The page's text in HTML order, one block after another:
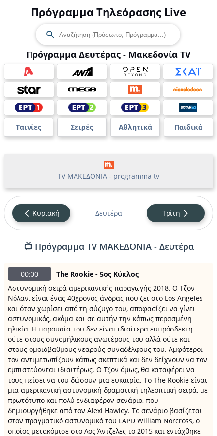
Πρόγραμμα Τηλεόρασης Live
Πρόγραμμα Δευτέρας - Μακεδονία TV
Ταινίες Σειρές Αθλητικά Παιδικά
TV ΜΑΚΕΔΟΝΙΑ - programma tv
Κυριακή Δευτέρα Τρίτη
📺 Πρόγραμμα TV ΜΑΚΕΔΟΝΙΑ - Δευτέρα
00:00
The Rookie - 5ος Κύκλος
Αστυνομική σειρά αμερικανικής παραγωγής 2018. Ο Τζον
Νόλαν, είναι ένας 40χρονος άνδρας που ζει στο Los Angeles
και όταν χωρίσει από τη σύζυγο του, αποφασίζει να γίνει
αστυνομικός, ακόμα και σε αυτήν την κάπως περασμένη
ηλικία. Η παρουσία του δεν είναι ιδιαίτερα ευπρόσδεκτη
ούτε στους συνομήλικους ανωτέρους του αλλά ούτε και
στους ομοιόβαθμους νεαρούς συναδέλφους του. Αμφότεροι
τον αντιμετωπίζουν κάπως σκεπτικά και δεν δείχνουν να τον
εμπιστεύονται ιδιαιτέρως. Ο Τζον όμως, θα καταφέρει να
τους πείσει να του δώσουν μια ευκαιρία. Το The Rookie είναι
μια αμερικανική αστυνομική δραματική τηλεοπτική σειρά, με
πρωτότυπο και πολύ ενδιαφέρον σενάριο, που
δημιουργήθηκε από τον Alexi Hawley. Το σενάριο βασίζεται
στον πραγματικό αστυνομικό του LAPD William Norcross, ο
οποίος μετακόμισε στο Λος Άντζελες το 2015 και εντάχθηκε